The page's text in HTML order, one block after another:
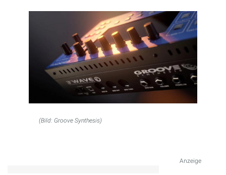
(Bild: Groove Synthesis)
Anzeige